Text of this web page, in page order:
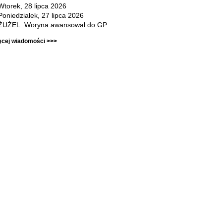
28 lipca 2026
27 lipca 2026
Woryna awansował do GP
wiadomości >>>